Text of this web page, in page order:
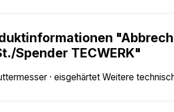
Spender TECWERK"
· eisgehärtet Weitere